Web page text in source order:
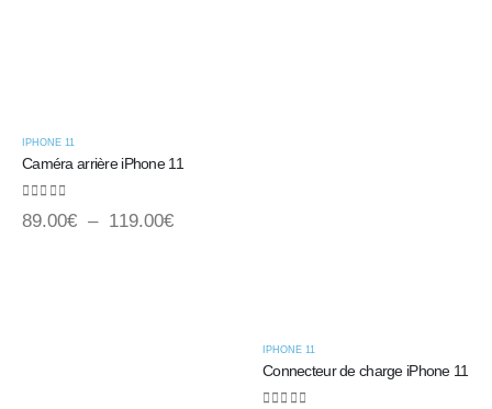
IPHONE 11
Caméra arrière iPhone 11
0 sur 5
89.00€ – 119.00€
IPHONE 11
Connecteur de charge iPhone 11